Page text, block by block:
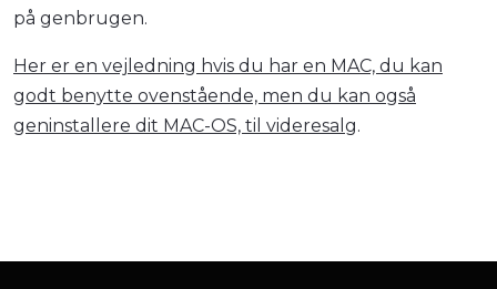
på genbrugen.
Her er en vejledning hvis du har en MAC, du kan
godt benytte ovenstående, men du kan også
geninstallere dit MAC-OS, til videresalg.